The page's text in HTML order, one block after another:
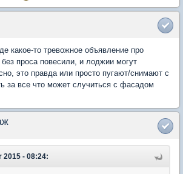
какое-то тревожное объявление про
проса повесили, и лоджии могут
это правда или просто пугают/снимают с
за все что может случиться с фасадом
2015 - 08:24: